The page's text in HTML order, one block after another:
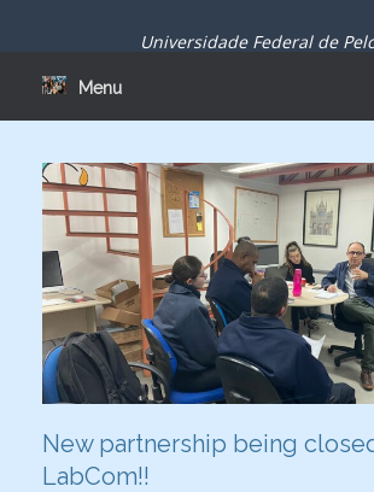
Universidade Federal de
Menu
New partnership being
LabCom!!